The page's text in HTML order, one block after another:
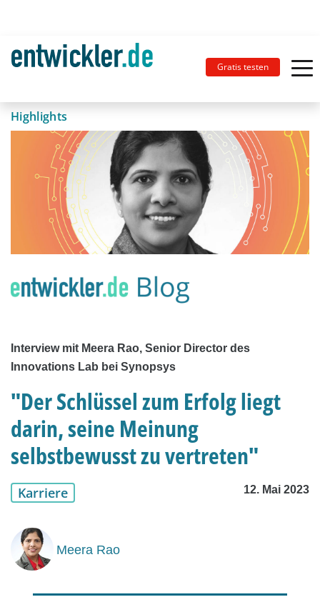
Gratis testen
Highlights
Interview mit Meera Rao, Senior Director des
Innovations Lab bei Synopsys
"Der Schlüssel zum Erfolg liegt
darin, seine Meinung
selbstbewusst zu vertreten"
Karriere 12. Mai 2023
Meera Rao